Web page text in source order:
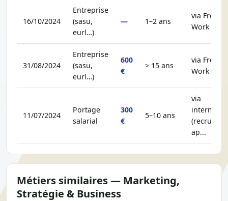
16/10/2024
Entreprise
(sasu,
eurl…)
— 1–2 ans
via Free-
Work
31/08/2024
Entreprise
(sasu,
eurl…)
600
€
> 15 ans
via Free-
Work
11/07/2024
Portage
salarial
300
€
5–10 ans
via
(recruteur,
ap...
Métiers similaires — Marketing,
Stratégie & Business